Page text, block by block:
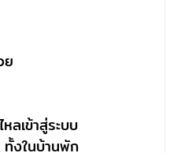
ย
ลเข้าสู่ระบบ
ทั้งในบ้านพัก